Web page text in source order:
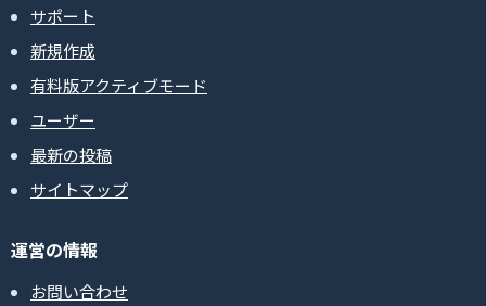
サポート
新規作成
有料版アクティブモード
ユーザー
最新の投稿
サイトマップ
運営の情報
お問い合わせ